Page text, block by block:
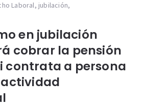
Laboral, jubilación,
en jubilación
cobrar la pensión
contrata a persona